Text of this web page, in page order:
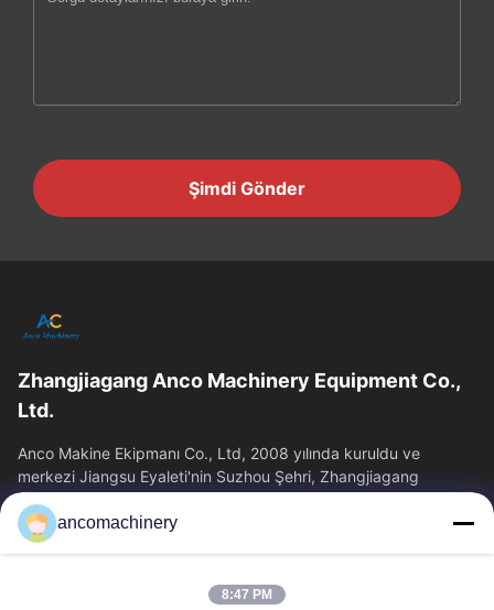
Şimdi Gönder
Zhangjiagang Anco Machinery Equipment Co.,
Ltd.
Anco Makine Ekipmanı Co., Ltd, 2008 yılında kuruldu ve
merkezi Jiangsu Eyaleti'nin Suzhou Şehri, Zhangjiagang
Şehri'nde yer almaktadır.
Hızlı Bağlantılar
Hakkımızda
ancomachinery
8:47 PM